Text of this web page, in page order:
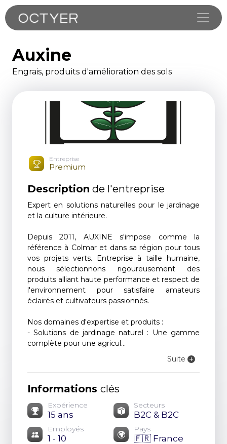
Auxine
Engrais, produits d'amélioration des sols
Entreprise
Premium
Description de l'entreprise
Expert en solutions naturelles pour le jardinage
et la culture intérieure.
Depuis 2011, AUXINE s'impose comme la
référence à Colmar et dans sa région pour tous
vos projets verts. Entreprise à taille humaine,
nous sélectionnons rigoureusement des
produits alliant haute performance et respect de
l'environnement pour satisfaire amateurs
éclairés et cultivateurs passionnés.
Nos domaines d'expertise et produits :
- Solutions de jardinage naturel : Une gamme
complète pour une agricul...
Suite
Informations clés
Expérience
15 ans
Secteurs
B2C & B2C
Employés
1 - 10
Pays
🇫🇷 France